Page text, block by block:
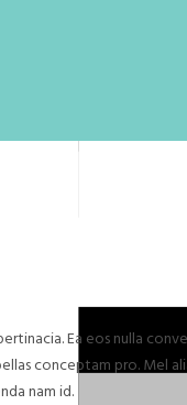
Ea eos nulla
conceptam pro. Mel
nam id.